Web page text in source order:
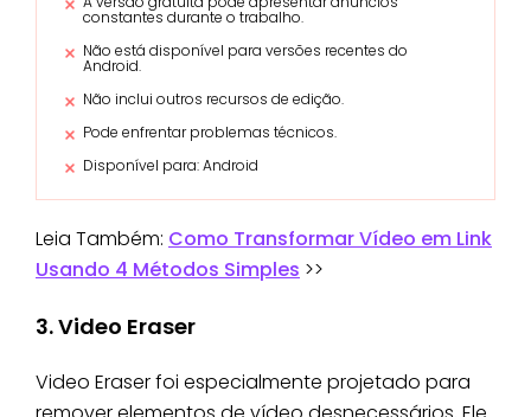
constantes durante o trabalho.
Não está disponível para versões recentes do
Android.
Não inclui outros recursos de edição.
Pode enfrentar problemas técnicos.
Disponível para: Android
Leia Também: Como Transformar Vídeo em Link
Usando 4 Métodos Simples >>
3. Video Eraser
Video Eraser foi especialmente projetado para